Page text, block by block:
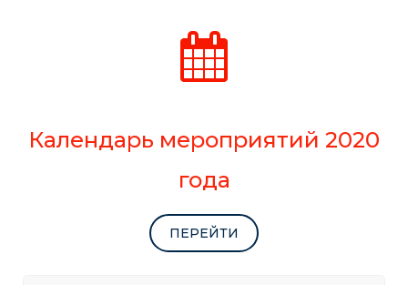
Календарь мероприятий 2020
года
ПЕРЕЙТИ